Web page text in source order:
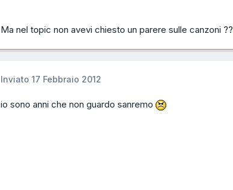
Ma nel topic non avevi chiesto un parere sulle canzoni ??
Inviato 17 Febbraio 2012
io sono anni che non guardo sanremo